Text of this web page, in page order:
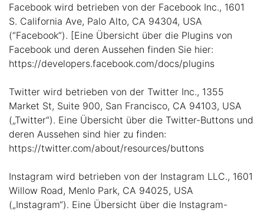
Facebook wird betrieben von der Facebook Inc., 1601
S. California Ave, Palo Alto, CA 94304, USA
(“Facebook”). [Eine Übersicht über die Plugins von
Facebook und deren Aussehen finden Sie hier:
https://developers.facebook.com/docs/plugins
Twitter wird betrieben von der Twitter Inc., 1355
Market St, Suite 900, San Francisco, CA 94103, USA
(„Twitter“). Eine Übersicht über die Twitter-Buttons und
deren Aussehen sind hier zu finden:
https://twitter.com/about/resources/buttons
Instagram wird betrieben von der Instagram LLC., 1601
Willow Road, Menlo Park, CA 94025, USA
(„Instagram“). Eine Übersicht über die Instagram-